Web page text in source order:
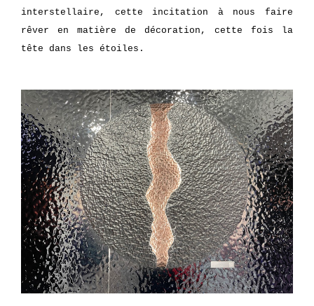
interstellaire, cette incitation à nous faire
rêver en matière de décoration, cette fois la
tête dans les étoiles.